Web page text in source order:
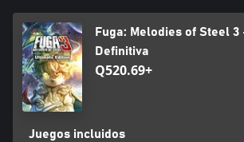
Fuga: Melodies of Steel 3
Definitiva
Q520.69+
Juegos incluidos